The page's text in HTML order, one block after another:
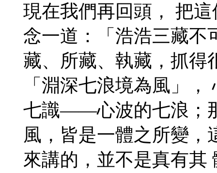
現在我們再回頭， 把
念一道：「浩浩三藏
藏、所藏、執藏，抓得
「淵深七浪境為風」
七識——心波的七浪；
風，皆是一體之所變，
來講的，並不是真有其